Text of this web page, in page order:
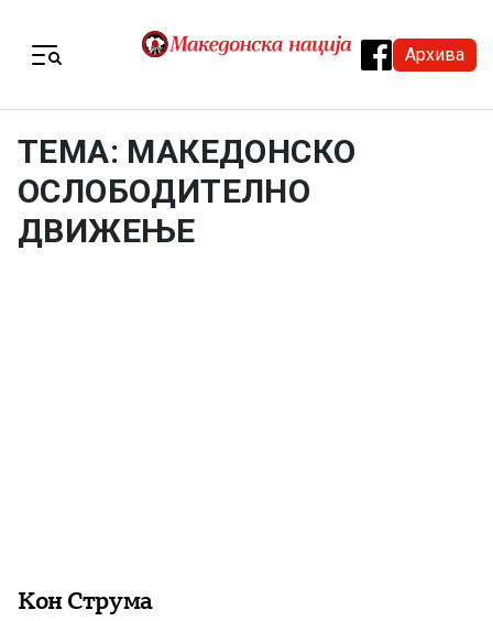
Архива
ТЕМА: МАКЕДОНСКО
ОСЛОБОДИТЕЛНО
ДВИЖЕЊЕ
Кон Струма